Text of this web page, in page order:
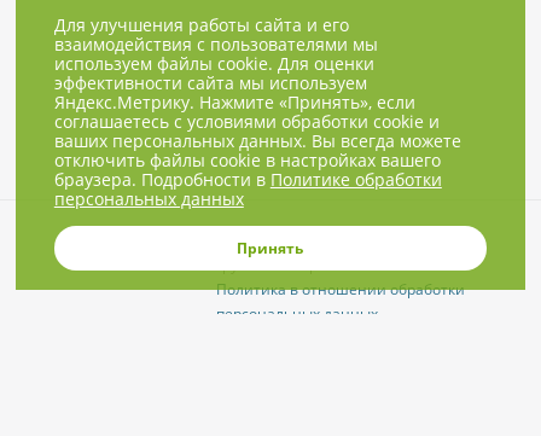
© 2001-2026, NBPrice.ru — проект
Политика в отношении обработки
персональных данных
Для улучшения работы сайта и его
взаимодействия с пользователями мы
используем файлы cookie. Для оценки
эффективности сайта мы используем
Яндекс.Метрику. Нажмите «Принять», если
соглашаетесь с условиями обработки cookie и
ваших персональных данных. Вы всегда можете
отключить файлы cookie в настройках вашего
браузера. Подробности в Политике обработки
персональных данных
Принять